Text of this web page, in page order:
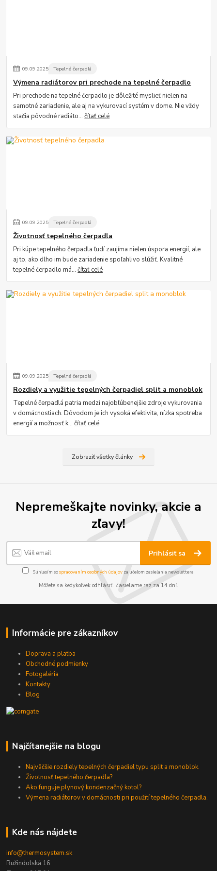
09.09.2025 Tepelné čerpadlá
Výmena radiátorov pri prechode na tepelné čerpadlo
Pri prechode na tepelné čerpadlo je dôležité myslieť nielen na
samotné zariadenie, ale aj na vykurovací systém v dome. Nie vždy
stačia pôvodné radiáto...čítať celé
09.09.2025 Tepelné čerpadlá
Životnosť tepelného čerpadla
Pri kúpe tepelného čerpadla ľudí zaujíma nielen úspora energií, ale
aj to, ako dlho im bude zariadenie spoľahlivo slúžiť. Kvalitné
tepelné čerpadlo má...čítať celé
09.09.2025 Tepelné čerpadlá
Rozdiely a využitie tepelných čerpadiel split a monoblok
Tepelné čerpadlá patria medzi najobľúbenejšie zdroje vykurovania
v domácnostiach. Dôvodom je ich vysoká efektivita, nízka spotreba
energií a možnosť k...čítať celé
Zobraziť všetky články
Nepremeškajte novinky, akcie a
zľavy!
Prihlásiť sa
Súhlasím sospracovaním osobných údajov za účelom zasielania newslettera.
Môžete sa kedykoľvek odhlásiť. Zasielame raz za 14 dní.
Informácie pre zákazníkov
Doprava a platba
Obchodné podmienky
Fotogaléria
Kontakty
Blog
Najčítanejšie na blogu
Najväčšie rozdiely tepelných čerpadiel typu split a monoblok.
Životnosť tepelného čerpadla?
Ako funguje plynový kondenzačný kotol?
Výmena radiátorov v domácnosti pri použití tepelného čerpadla.
Kde nás nájdete
info@thermosystem.sk
Ružindolská 16